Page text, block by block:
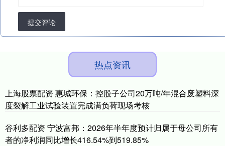
提交评论
热点资讯
上海股票配资 惠城环保：控股子公司20万吨/年混合废塑料深
度裂解工业试验装置完成满负荷现场考核
谷利多配资 宁波富邦：2026年半年度预计归属于母公司所有
者的净利润同比增长416.54%到519.85%